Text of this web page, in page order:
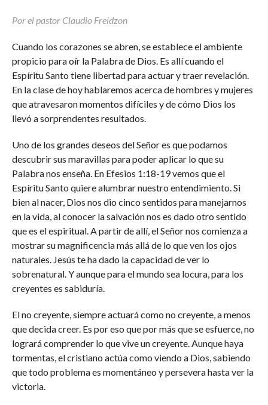
Por el pastor Claudio Freidzon
Cuando los corazones se abren, se establece el ambiente
propicio para oír la Palabra de Dios. Es allí cuando el
Espíritu Santo tiene libertad para actuar y traer revelación.
En la clase de hoy hablaremos acerca de hombres y mujeres
que atravesaron momentos difíciles y de cómo Dios los
llevó a sorprendentes resultados.
Uno de los grandes deseos del Señor es que podamos
descubrir sus maravillas para poder aplicar lo que su
Palabra nos enseña. En Efesios 1:18-19 vemos que el
Espíritu Santo quiere alumbrar nuestro entendimiento. Si
bien al nacer, Dios nos dio cinco sentidos para manejarnos
en la vida, al conocer la salvación nos es dado otro sentido
que es el espiritual. A partir de allí, el Señor nos comienza a
mostrar su magnificencia más allá de lo que ven los ojos
naturales. Jesús te ha dado la capacidad de ver lo
sobrenatural. Y aunque para el mundo sea locura, para los
creyentes es sabiduría.
El no creyente, siempre actuará como no creyente, a menos
que decida creer. Es por eso que por más que se esfuerce, no
logrará comprender lo que vive un creyente. Aunque haya
tormentas, el cristiano actúa como viendo a Dios, sabiendo
que todo problema es momentáneo y persevera hasta ver la
victoria.